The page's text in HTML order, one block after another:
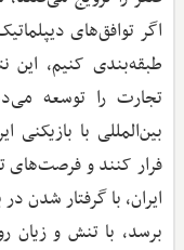
اگر توافق‌های
طبقه‌بندی کنیم،
تجارت را توسعه
بین‌المللی با
فرار کنند و
ایران، با گرفتار شدن
برسد، با تنش و زیان